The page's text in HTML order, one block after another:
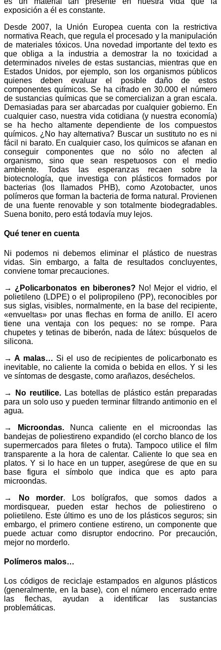
exposición a él es constante.
Desde 2007, la Unión Europea cuenta con la restrictiva
normativa Reach, que regula el procesado y la manipulación
de materiales tóxicos. Una novedad importante del texto es
que obliga a la industria a demostrar la no toxicidad a
determinados niveles de estas sustancias, mientras que en
Estados Unidos, por ejemplo, son los organismos públicos
quienes deben evaluar el posible daño de estos
componentes químicos. Se ha cifrado en 30.000 el número
de sustancias químicas que se comercializan a gran escala.
Demasiadas para ser abarcadas por cualquier gobierno. En
cualquier caso, nuestra vida cotidiana (y nuestra economía)
se ha hecho altamente dependiente de los compuestos
químicos. ¿No hay alternativa? Buscar un sustituto no es ni
fácil ni barato. En cualquier caso, los químicos se afanan en
conseguir componentes que no sólo no afecten al
organismo, sino que sean respetuosos con el medio
ambiente. Todas las esperanzas recaen sobre la
biotecnología, que investiga con plásticos formados por
bacterias (los llamados PHB), como Azotobacter, unos
polímeros que forman la bacteria de forma natural. Provienen
de una fuente renovable y son totalmente biodegradables.
Suena bonito, pero está todavía muy lejos.
Qué tener en cuenta
Ni podemos ni debemos eliminar el plástico de nuestras
vidas. Sin embargo, a falta de resultados concluyentes,
conviene tomar precauciones.
→ ¿Policarbonatos en biberones? No! Mejor el vidrio, el
polietileno (LDPE) o el polipropileno (PP), reconocibles por
sus siglas, visibles, normalmente, en la base del recipiente,
«envueltas» por unas flechas en forma de anillo. El acero
tiene una ventaja con los peques: no se rompe. Para
chupetes y tetinas de biberón, nada de látex: búsquelos de
silicona.
→ A malas… Si el uso de recipientes de policarbonato es
inevitable, no caliente la comida o bebida en ellos. Y si les
ve síntomas de desgaste, como arañazos, deséchelos.
→ No reutilice.Las botellas de plástico están preparadas
para un solo uso y pueden terminar filtrando antimonio en el
agua.
→ Microondas. Nunca caliente en el microondas las
bandejas de poliestireno expandido (el corcho blanco de los
supermercados para filetes o fruta). Tampoco utilice el film
transparente a la hora de calentar. Caliente lo que sea en
platos. Y si lo hace en un tupper, asegúrese de que en su
base figura el símbolo que indica que es apto para
microondas.
→ No morder. Los bolígrafos, que somos dados a
mordisquear, pueden estar hechos de poliestireno o
polietileno. Este último es uno de los plásticos seguros; sin
embargo, el primero contiene estireno, un componente que
puede actuar como disruptor endocrino. Por precaución,
mejor no morderlo.
Polímeros malos…
Los códigos de reciclaje estampados en algunos plásticos
(generalmente, en la base), con el número encerrado entre
las flechas, ayudan a identificar las sustancias
problemáticas.